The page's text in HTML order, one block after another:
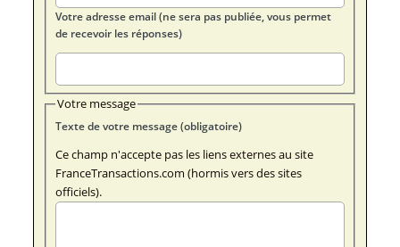
Votre adresse email (ne sera pas publiée, vous permet
de recevoir les réponses)
Votre message
Texte de votre message (obligatoire)
Ce champ n'accepte pas les liens externes au site
FranceTransactions.com (hormis vers des sites
officiels).